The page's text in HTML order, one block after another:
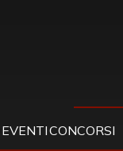
EVENTICONCORSI